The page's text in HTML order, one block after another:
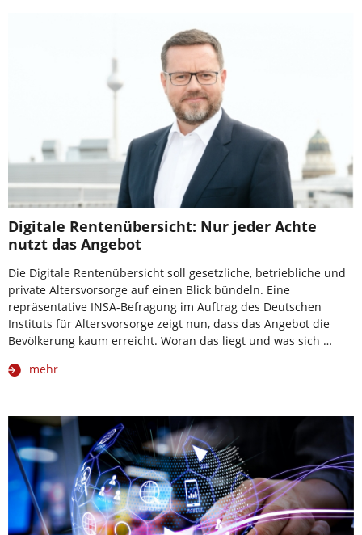
Digitale Rentenübersicht: Nur jeder Achte
nutzt das Angebot
Die Digitale Rentenübersicht soll gesetzliche, betriebliche und
private Altersvorsorge auf einen Blick bündeln. Eine
repräsentative INSA-Befragung im Auftrag des Deutschen
Instituts für Altersvorsorge zeigt nun, dass das Angebot die
Bevölkerung kaum erreicht. Woran das liegt und was sich …
mehr